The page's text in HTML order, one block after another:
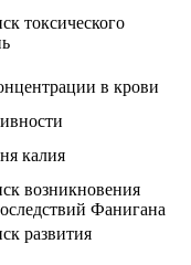
токсического
в крови
калия
возникновения
Фанигана
развития